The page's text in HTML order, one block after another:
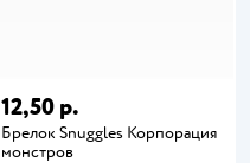
12,50 р.
Брелок Snuggles Корпорация
монстров